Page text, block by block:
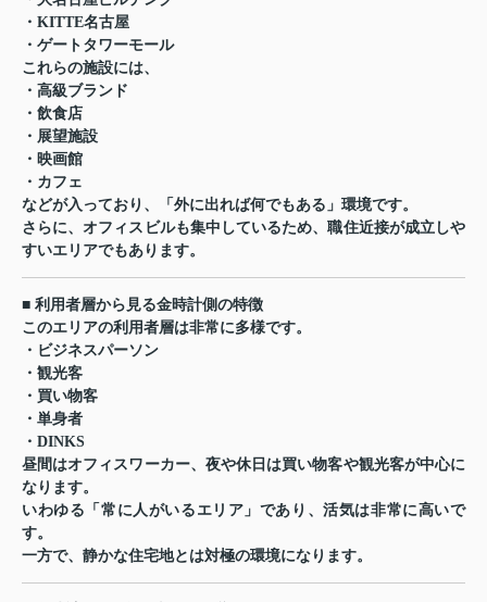
・ KITTE名古屋
・ ゲートタワーモール
これらの施設には、
・高級ブランド
・飲食店
・展望施設
・映画館
・カフェ
などが入っており、「外に出れば何でもある」環境です。
さらに、オフィスビルも集中しているため、職住近接が成立しや
すいエリアでもあります。
■ 利用者層から見る金時計側の特徴
このエリアの利用者層は非常に多様です。
・ビジネスパーソン
・観光客
・買い物客
・単身者
・DINKS
昼間はオフィスワーカー、夜や休日は買い物客や観光客が中心に
なります。
いわゆる「常に人がいるエリア」であり、活気は非常に高いで
す。
一方で、静かな住宅地とは対極の環境になります。